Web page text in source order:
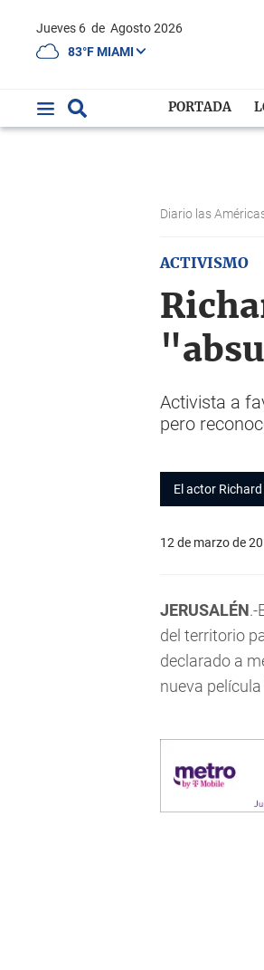
Jueves 6 de Agosto 2026
83°F MIAMI
PORTADA
Diario las
ACTIVISMO
Activista a
pero
El actor Richard
12 de marzo de
JERUSALÉN.-
del territorio
declarado a
nueva